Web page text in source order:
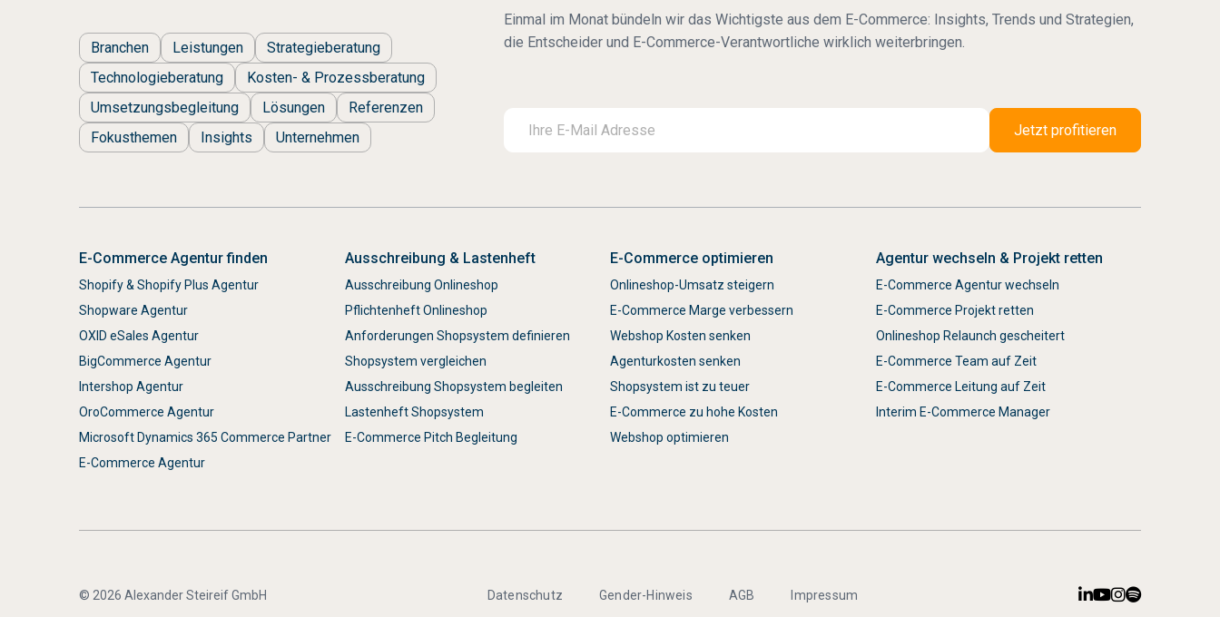
Branchen Leistungen
Strategieberatung
Technologieberatung
Kosten- & Prozessberatung
Umsetzungsbegleitung
Lösungen
Referenzen
Fokusthemen
Insights Unternehmen
Einmal im Monat bündeln wir das Wichtigste aus dem E-Commerce: Insights, Trends und Strategien,
die Entscheider und E-Commerce-Verantwortliche wirklich weiterbringen.
E-Commerce Agentur finden
Shopify & Shopify Plus Agentur
Shopware Agentur
OXID eSales Agentur
BigCommerce Agentur
Intershop Agentur
OroCommerce Agentur
Microsoft Dynamics 365 Commerce Partner
E-Commerce Agentur
Ausschreibung & Lastenheft
Ausschreibung Onlineshop
Pflichtenheft Onlineshop
Anforderungen Shopsystem definieren
Shopsystem vergleichen
Ausschreibung Shopsystem begleiten
Lastenheft Shopsystem
E-Commerce Pitch Begleitung
E-Commerce optimieren
Onlineshop-Umsatz steigern
E-Commerce Marge verbessern
Webshop Kosten senken
Agenturkosten senken
Shopsystem ist zu teuer
E-Commerce zu hohe Kosten
Webshop optimieren
Agentur wechseln & Projekt retten
E-Commerce Agentur wechseln
E-Commerce Projekt retten
Onlineshop Relaunch gescheitert
E-Commerce Team auf Zeit
E-Commerce Leitung auf Zeit
Interim E-Commerce Manager
© 2026 Alexander Steireif GmbH Datenschutz Gender-Hinweis AGB Impressum 